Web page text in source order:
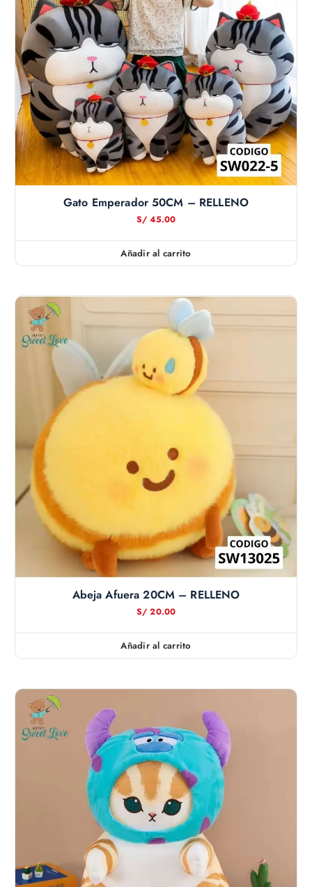
Gato Emperador 50CM – RELLENO
S/ 45.00
Añadir al carrito
Abeja Afuera 20CM – RELLENO
S/ 20.00
Añadir al carrito